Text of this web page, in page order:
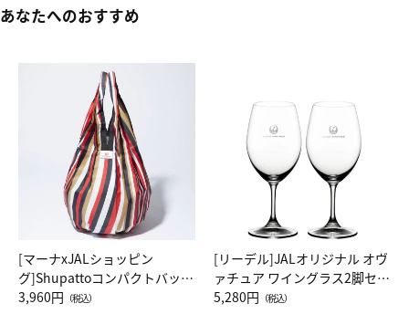
あなたへのおすすめ
[マーナxJALショッピン
グ]Shupattoコンパクトバッグ
Drop JAL客室乗務員（LC）ス
3,960円 （税込）
[リーデル]JALオリジナル オヴ
ァチュア ワイングラス2脚セッ
ト（レッドワイン）
5,280円 （税込）